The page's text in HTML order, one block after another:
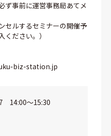
ず事前に運営事務局あてメ
セルするセミナーの開催予
ださい。）
biz-station.jp
14:00～15:30